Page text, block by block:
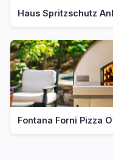
Haus Spritzschutz
Fontana Forni Pizza